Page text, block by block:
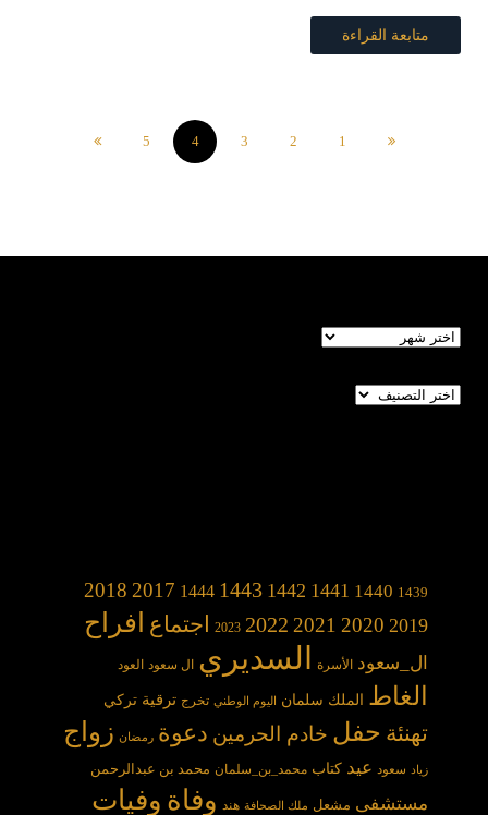
متابعة القراءة
1
2
3
4
5
الأرشيف
تصنيفات
1439
1440
1441
1442
1443
1444
2017
2018
2019
2020
2021
2022
2023 اجتماع افراح
ال_سعود الأسرة السديري ال سعود العود
الغاط الملك سلمان اليوم الوطني تخرج ترقية تركي
تهنئة حفل خادم الحرمين دعوة رمضان زواج
زياد سعود عيد كتاب محمد_بن_سلمان محمد بن عبدالرحمن
مستشفى مشعل ملك الصحافة هند وفاة وفيات